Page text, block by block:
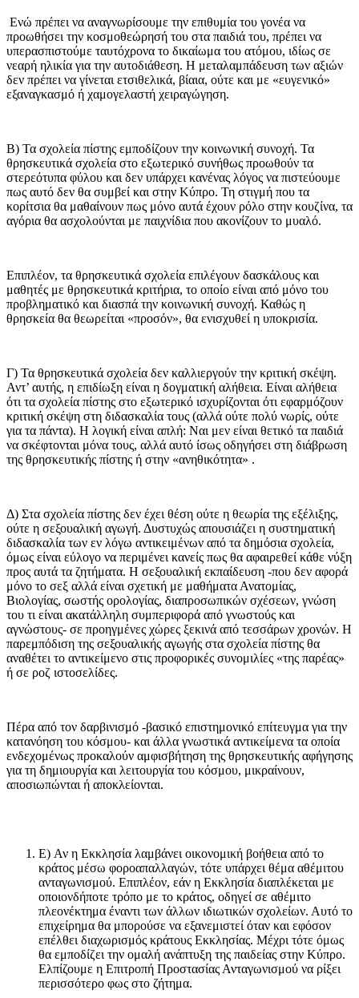
Ενώ πρέπει να αναγνωρίσουμε την επιθυμία του γονέα να
προωθήσει την κοσμοθεώρησή του στα παιδιά του, πρέπει να
υπερασπιστούμε ταυτόχρονα το δικαίωμα του ατόμου, ιδίως σε
νεαρή ηλικία για την αυτοδιάθεση. Η μεταλαμπάδευση των αξιών
δεν πρέπει να γίνεται ετσιθελικά, βίαια, ούτε και με «ευγενικό»
εξαναγκασμό ή χαμογελαστή χειραγώγηση.
Β) Τα σχολεία πίστης εμποδίζουν την κοινωνική συνοχή. Τα
θρησκευτικά σχολεία στο εξωτερικό συνήθως προωθούν τα
στερεότυπα φύλου και δεν υπάρχει κανένας λόγος να πιστεύουμε
πως αυτό δεν θα συμβεί και στην Κύπρο. Τη στιγμή που τα
κορίτσια θα μαθαίνουν πως μόνο αυτά έχουν ρόλο στην κουζίνα, τα
αγόρια θα ασχολούνται με παιχνίδια που ακονίζουν το μυαλό.
Επιπλέον, τα θρησκευτικά σχολεία επιλέγουν δασκάλους και
μαθητές με θρησκευτικά κριτήρια, το οποίο είναι από μόνο του
προβληματικό και διασπά την κοινωνική συνοχή. Καθώς η
θρησκεία θα θεωρείται «προσόν», θα ενισχυθεί η υποκρισία.
Γ) Τα θρησκευτικά σχολεία δεν καλλιεργούν την κριτική σκέψη.
Αντ’ αυτής, η επιδίωξη είναι η δογματική αλήθεια. Είναι αλήθεια
ότι τα σχολεία πίστης στο εξωτερικό ισχυρίζονται ότι εφαρμόζουν
κριτική σκέψη στη διδασκαλία τους (αλλά ούτε πολύ νωρίς, ούτε
για τα πάντα). Η λογική είναι απλή: Ναι μεν είναι θετικό τα παιδιά
να σκέφτονται μόνα τους, αλλά αυτό ίσως οδηγήσει στη διάβρωση
της θρησκευτικής πίστης ή στην «ανηθικότητα» .
Δ) Στα σχολεία πίστης δεν έχει θέση ούτε η θεωρία της εξέλιξης,
ούτε η σεξουαλική αγωγή. Δυστυχώς απουσιάζει η συστηματική
διδασκαλία των εν λόγω αντικειμένων από τα δημόσια σχολεία,
όμως είναι εύλογο να περιμένει κανείς πως θα αφαιρεθεί κάθε νύξη
προς αυτά τα ζητήματα. Η σεξουαλική εκπαίδευση -που δεν αφορά
μόνο το σεξ αλλά είναι σχετική με μαθήματα Ανατομίας,
Βιολογίας, σωστής ορολογίας, διαπροσωπικών σχέσεων, γνώση
του τι είναι ακατάλληλη συμπεριφορά από γνωστούς και
αγνώστους- σε προηγμένες χώρες ξεκινά από τεσσάρων χρονών. Η
παρεμπόδιση της σεξουαλικής αγωγής στα σχολεία πίστης θα
αναθέτει το αντικείμενο στις προφορικές συνομιλίες «της παρέας»
ή σε ροζ ιστοσελίδες.
Πέρα από τον δαρβινισμό -βασικό επιστημονικό επίτευγμα για την
κατανόηση του κόσμου- και άλλα γνωστικά αντικείμενα τα οποία
ενδεχομένως προκαλούν αμφισβήτηση της θρησκευτικής αφήγησης
για τη δημιουργία και λειτουργία του κόσμου, μικραίνουν,
αποσιωπώνται ή αποκλείονται.
E) Αν η Εκκλησία λαμβάνει οικονομική βοήθεια από το
κράτος μέσω φοροαπαλλαγών, τότε υπάρχει θέμα αθέμιτου
ανταγωνισμού. Επιπλέον, εάν η Εκκλησία διαπλέκεται με
οποιονδήποτε τρόπο με το κράτος, οδηγεί σε αθέμιτο
πλεονέκτημα έναντι των άλλων ιδιωτικών σχολείων. Αυτό το
επιχείρημα θα μπορούσε να εξανεμιστεί όταν και εφόσον
επέλθει διαχωρισμός κράτους Εκκλησίας. Μέχρι τότε όμως
θα εμποδίζει την ομαλή ανάπτυξη της παιδείας στην Κύπρο.
Ελπίζουμε η Επιτροπή Προστασίας Ανταγωνισμού να ρίξει
περισσότερο φως στο ζήτημα.